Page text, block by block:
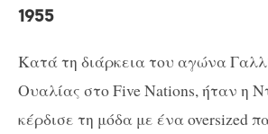
1955
Κατά τη διάρκεια του αγώνα
Ουαλίας στο Five Nations, ήταν η
κέρδισε τη μόδα με ένα oversized